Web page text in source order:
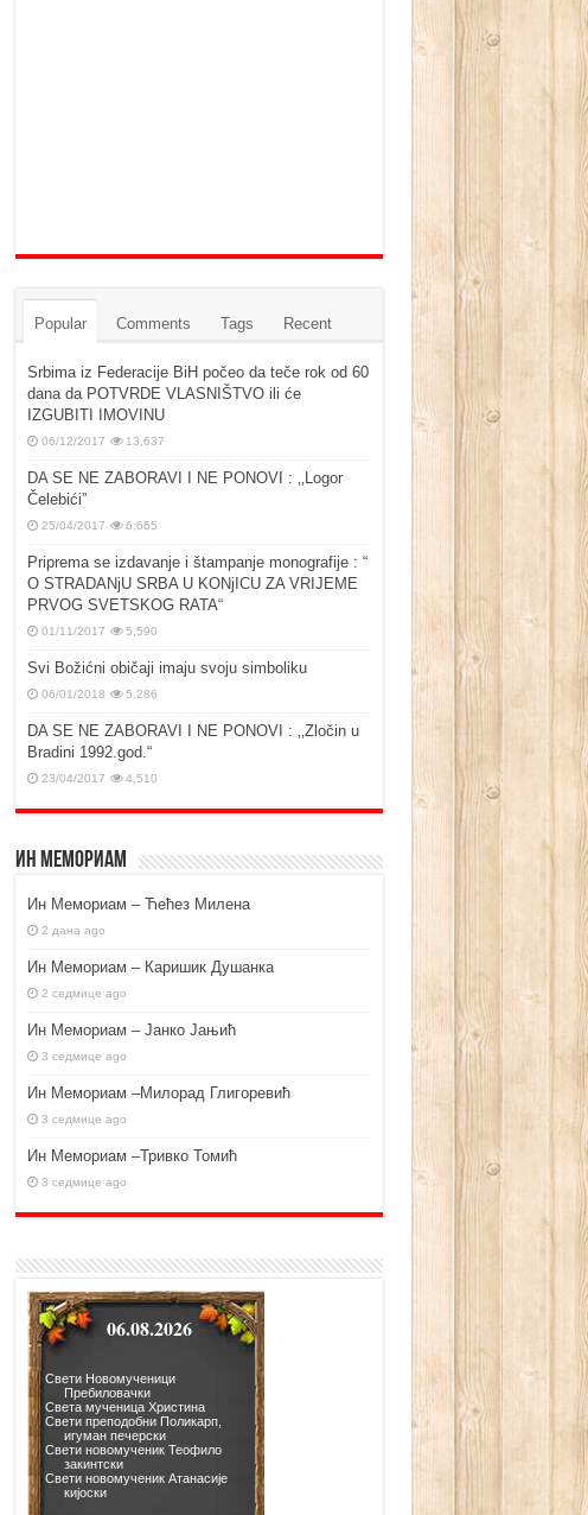
Popular Comments Tags Recent
Srbima iz Federacije BiH počeo da teče rok od 60
dana da POTVRDE VLASNIŠTVO ili će
IZGUBITI IMOVINU
06/12/2017 13,637
DA SE NE ZABORAVI I NE PONOVI : ‚‚Logor
Čelebići”
25/04/2017 6,665
Priprema se izdavanje i štampanje monografije : “
O STRADANjU SRBA U KONjICU ZA VRIJEME
PRVOG SVETSKOG RATA“
01/11/2017 5,590
Svi Božićni običaji imaju svoju simboliku
06/01/2018 5,286
DA SE NE ZABORAVI I NE PONOVI : ‚‚Zločin u
Bradini 1992.god.“
23/04/2017 4,510
Ин Мемориам
Ин Мемориам – Ћећез Милена
2 дана ago
Ин Мемориам – Каришик Душанка
2 седмице ago
Ин Мемориам – Јанко Јањић
3 седмице ago
Ин Мемориам –Милорад Глигоревић
3 седмице ago
Ин Мемориам –Тривко Томић
3 седмице ago